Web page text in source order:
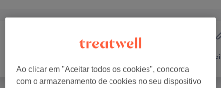
Cabeleireiro e
Cabeleireiro
Ao clicar em "Aceitar todos os cookies", concorda
com o armazenamento de cookies no seu dispositivo